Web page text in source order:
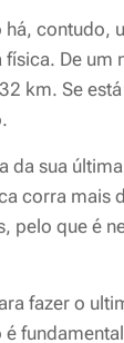
há, contudo,
De
km. Se
da sua
corra
pelo que é
fazer o